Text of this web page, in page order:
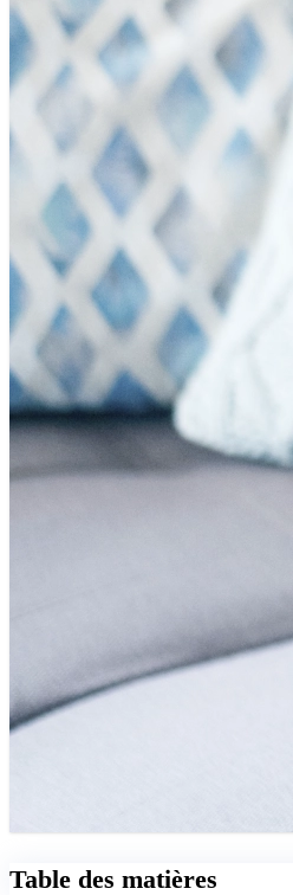
Table des matières